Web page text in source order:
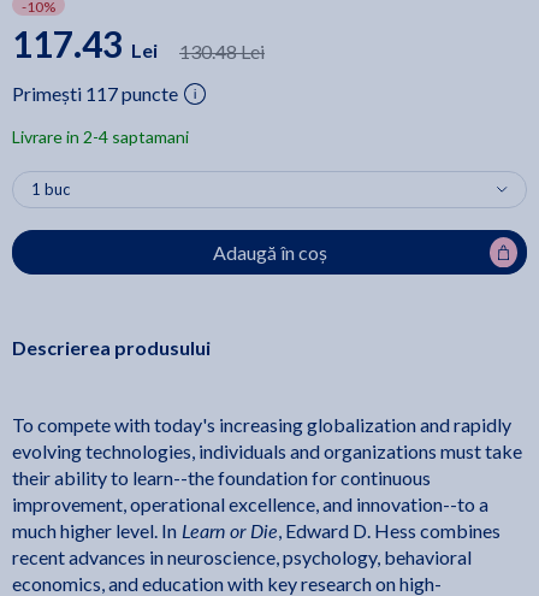
-10%
117.43 Lei
130.48 Lei
Primești 117 puncte
Livrare in 2-4 saptamani
Adaugă în coș
Descrierea produsului
To compete with today's increasing globalization and rapidly
evolving technologies, individuals and organizations must take
their ability to learn--the foundation for continuous
improvement, operational excellence, and innovation--to a
much higher level. In Learn or Die, Edward D. Hess combines
recent advances in neuroscience, psychology, behavioral
economics, and education with key research on high-